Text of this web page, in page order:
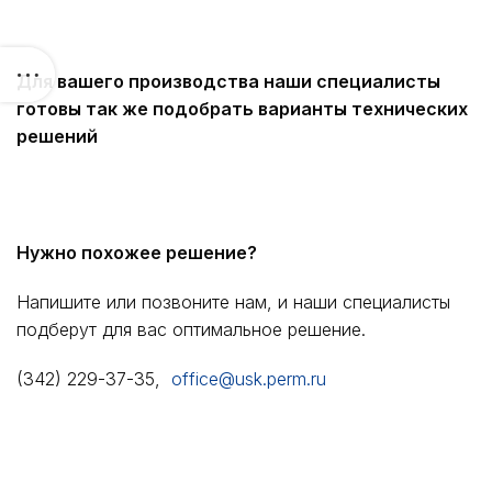
Для вашего производства наши специалисты
готовы так же подобрать варианты технических
решений
Нужно похожее решение?
Напишите или позвоните нам, и наши специалисты
подберут для вас оптимальное решение.
(342) 229-37-35, office@usk.perm.ru